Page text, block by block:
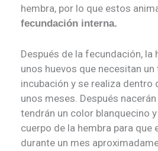
hembra, por lo que estos
fecundación interna.
Después de la fecundación, la
unos huevos que necesitan
incubación y se realiza dentro
unos meses. Después
tendrán un color blanquecino
cuerpo de la hembra para que
durante un mes